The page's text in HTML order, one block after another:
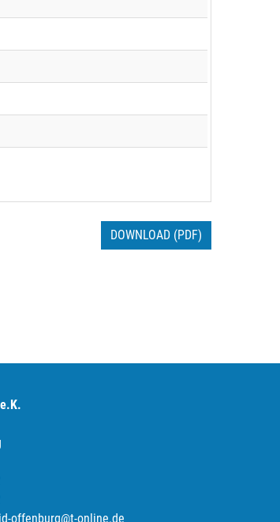
DOWNLOAD (PDF)
offenburg@t-online.de